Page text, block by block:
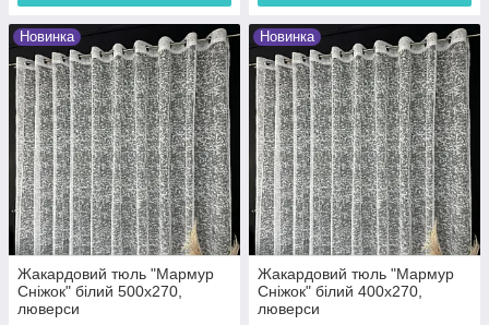
Новинка
Жакардовий тюль "Мармур
Сніжок" білий 500х270,
люверси
Новинка
Жакардовий тюль "Мармур
Сніжок" білий 400х270,
люверси